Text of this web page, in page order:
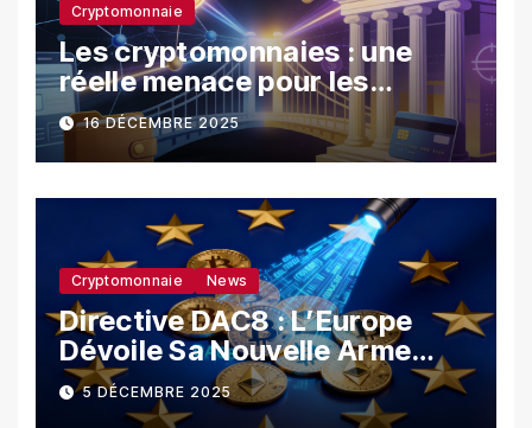
Cryptomonnaie
Les cryptomonnaies : une
réelle menace pour les
banques ?
16 DÉCEMBRE 2025
Cryptomonnaie News
Directive DAC8 : L’Europe
Dévoile Sa Nouvelle Arme
Contre La Fraude Fiscale
Crypto
5 DÉCEMBRE 2025